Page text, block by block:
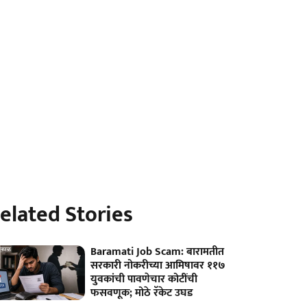
Stories
Baramati Job Scam: बारामतीत
सरकारी नोकरीच्या आमिषावर ११७
युवकांची पावणेचार कोटींची
फसवणूक; मोठे रॅकेट उघड